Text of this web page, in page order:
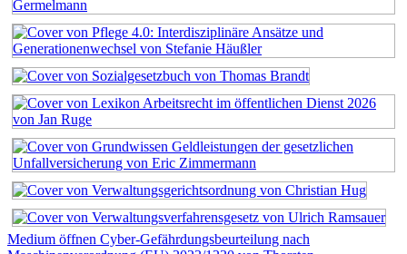
Medium öffnen Cyber-Gefährdungsbeurteilung nach